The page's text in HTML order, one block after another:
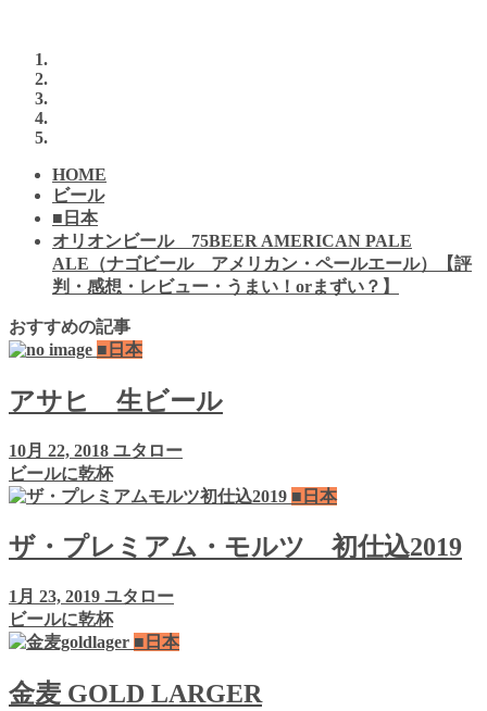
HOME
ビール
■日本
オリオンビール 75BEER AMERICAN PALE
ALE（ナゴビール アメリカン・ペールエール）【評
判・感想・レビュー・うまい！orまずい？】
おすすめの記事
■日本
アサヒ 生ビール
10月 22, 2018 ユタロー
ビールに乾杯
■日本
ザ・プレミアム・モルツ 初仕込2019
1月 23, 2019 ユタロー
ビールに乾杯
■日本
金麦 GOLD LARGER